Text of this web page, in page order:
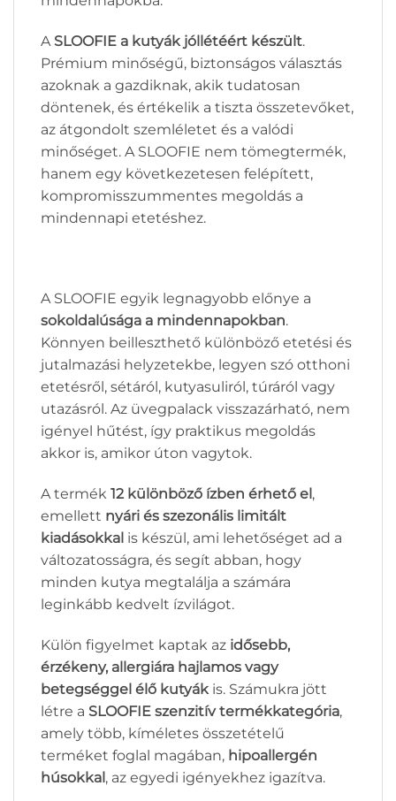
A SLOOFIE a kutyák jóllétéért készült.
Prémium minőségű, biztonságos választás
azoknak a gazdiknak, akik tudatosan
döntenek, és értékelik a tiszta összetevőket,
az átgondolt szemléletet és a valódi
minőséget. A SLOOFIE nem tömegtermék,
hanem egy következetesen felépített,
kompromisszummentes megoldás a
mindennapi etetéshez.
A SLOOFIE egyik legnagyobb előnye a
sokoldalúsága a mindennapokban.
Könnyen beilleszthető különböző etetési és
jutalmazási helyzetekbe, legyen szó otthoni
etetésről, sétáról, kutyasuliról, túráról vagy
utazásról. Az üvegpalack visszazárható, nem
igényel hűtést, így praktikus megoldás
akkor is, amikor úton vagytok.
A termék 12 különböző ízben érhető el,
emellett nyári és szezonális limitált
kiadásokkal is készül, ami lehetőséget ad a
változatosságra, és segít abban, hogy
minden kutya megtalálja a számára
leginkább kedvelt ízvilágot.
Külön figyelmet kaptak az idősebb,
érzékeny, allergiára hajlamos vagy
betegséggel élő kutyák is. Számukra jött
létre a SLOOFIE szenzitív termékkategória,
amely több, kíméletes összetételű
terméket foglal magában, hipoallergén
húsokkal, az egyedi igényekhez igazítva.